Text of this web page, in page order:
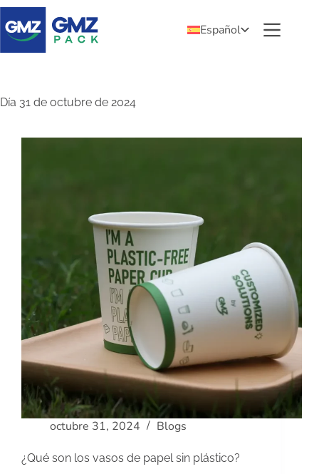
Español
Día 31 de octubre de 2024
octubre 31, 2024 Blogs
¿Qué son los vasos de papel sin plástico?